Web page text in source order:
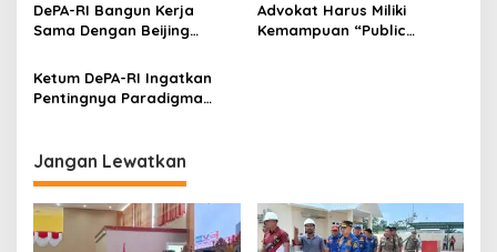
s
DePA-RI Bangun Kerja
Sama Dengan Beijing
Advokat Harus Miliki
Kemampuan “Public
Ketum DePA-RI Ingatkan
Pentingnya Paradigma
Jangan Lewatkan